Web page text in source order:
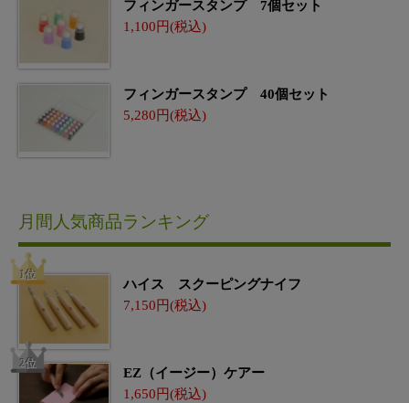
フィンガースタンプ 7個セット
1,100
フィンガースタンプ 40個セット
5,280
月間人気商品ランキング
ハイス スクーピングナイフ
7,150
EZ（イージー）ケアー
1,650